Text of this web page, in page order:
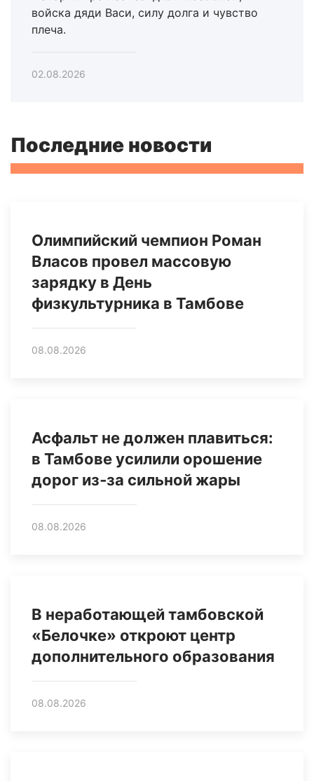
войска дяди Васи, силу долга и чувство
плеча.
02.08.2026
Последние новости
Олимпийский чемпион Роман
Власов провел массовую
зарядку в День
физкультурника в Тамбове
08.08.2026
Асфальт не должен плавиться:
в Тамбове усилили орошение
дорог из‑за сильной жары
08.08.2026
В неработающей тамбовской
«Белочке» откроют центр
дополнительного образования
08.08.2026